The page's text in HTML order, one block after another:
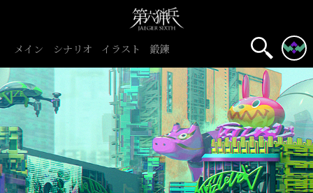
メイン シナリオ イラスト 鍛錬
初心者旅団
団員募集中